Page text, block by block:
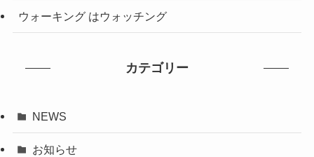
ウォーキング はウォッチング
カテゴリー
NEWS
お知らせ